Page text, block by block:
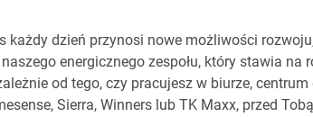
każdy dzień przynosi nowe możliwości
energicznego zespołu, który stawia
od tego, czy pracujesz w biurze,
Sierra, Winners lub TK Maxx, przed